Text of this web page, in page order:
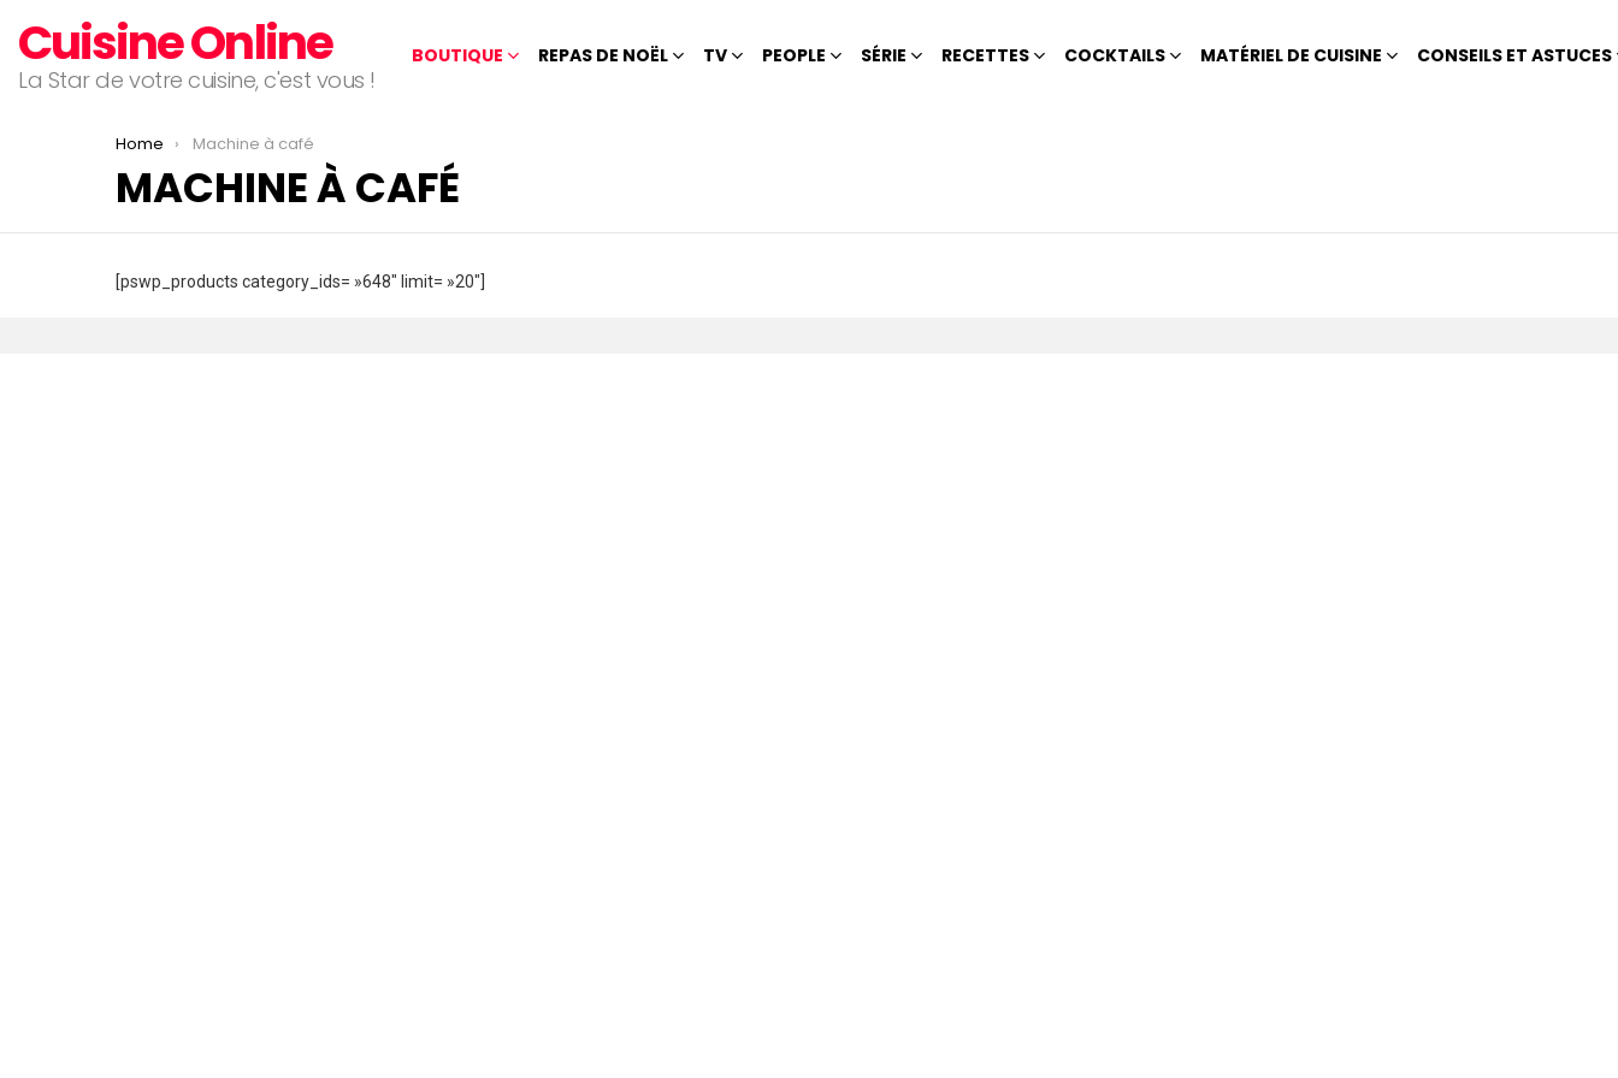
Cuisine Online
La Star de votre cuisine, c'est vous !
BOUTIQUE REPAS DE NOËL TV PEOPLE SÉRIE RECETTES COCKTAILS MATÉRIEL DE CUISINE CONSEILS ET ASTUCES
You are here:
Home Machine à café
MACHINE À CAFÉ
[pswp_products category_ids= »648″ limit= »20″]